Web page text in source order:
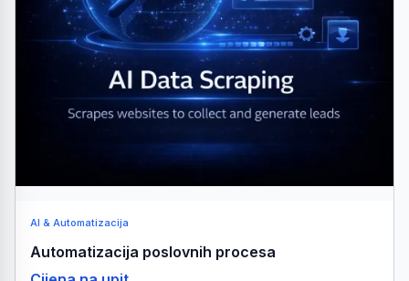
AI & Automatizacija
Automatizacija poslovnih procesa